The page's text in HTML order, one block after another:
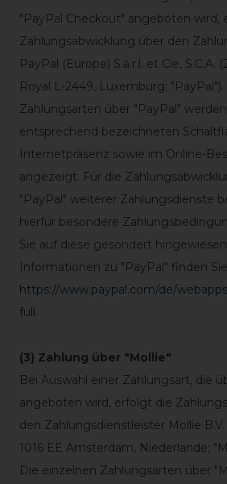
"PayPal Checkout" angeboten wird,
Zahlungsabwicklung über den
PayPal (Europe) S.à.r.l. et Cie, S.C.A.
Royal L-2449, Luxemburg;
Zahlungsarten über "PayPal"
entsprechend bezeichneten
Internetpräsenz sowie im Online-
angezeigt. Für die
"PayPal" weiterer Zahlungsdienste
hierfür besondere
Sie auf diese gesondert
Informationen zu "PayPal" finden
https://www.paypal.com/de/
full.
(3) Zahlung über "Mollie"
Bei Auswahl einer Zahlungsart, die
angeboten wird, erfolgt die
den Zahlungsdienstleister Mollie B.V.
1016 EE Amsterdam, Niederlande;
Die einzelnen Zahlungsarten über